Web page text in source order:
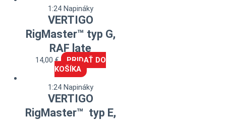
1:24 Napináky
VERTIGO
RigMaster™ typ G,
RAF late
14,00€
PRIDAŤ DO
KOŠÍKA
1:24 Napináky
VERTIGO
RigMaster™ typ E,